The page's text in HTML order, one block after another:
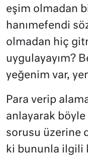
eşim olmadan
hanımefendi
olmadan hiç
uygulayayım?
yeğenim var,
Para verip
anlayarak böyle
sorusu üzerine
ki bununla ilgili